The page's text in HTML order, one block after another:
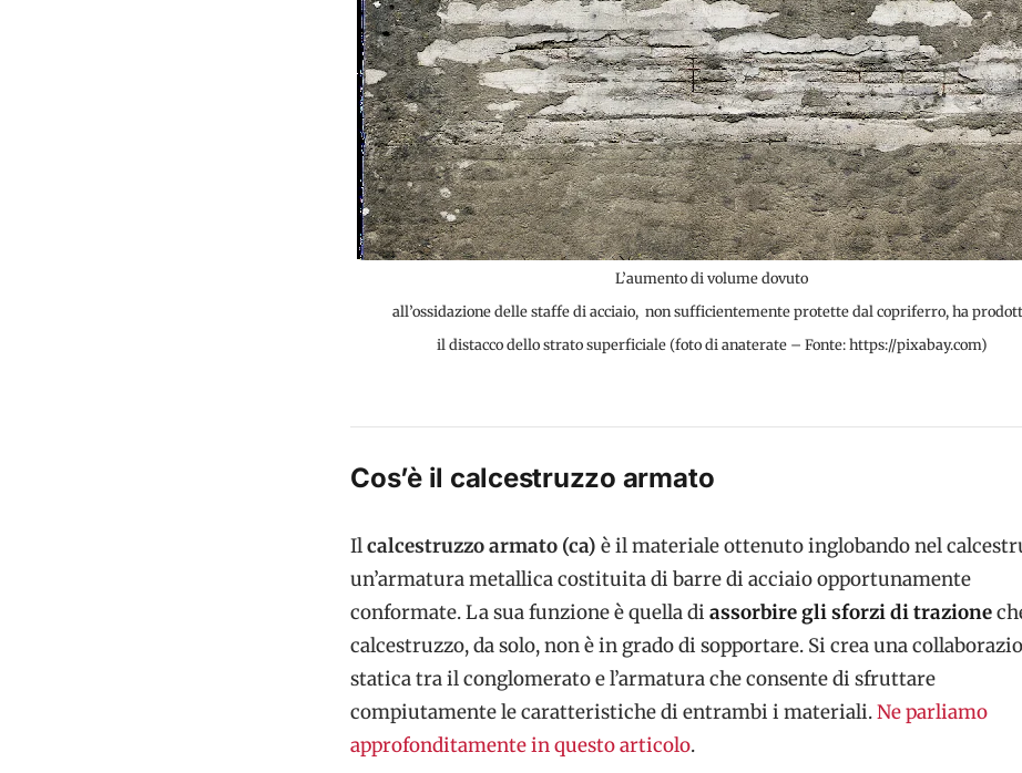
L’aumento di volumedovuto
all’ossidazione delle staffe di acciaio, non sufficientementeprotette dal copriferro, ha
il distacco dello strato superficiale (foto di anaterate – Fonte: https://pixabay.com)
Cos’è il calcestruzzo armato
Ilcalcestruzzo armato (ca) è il materiale ottenuto inglobando nel
un’armatura metallica costituita di barre di acciaio opportunamente
conformate. La sua funzione è quella di assorbire gli sforzi di trazione
calcestruzzo, da solo, non è in grado di sopportare. Si crea una
statica tra il conglomerato e l’armatura che consente di sfruttare
compiutamente le caratteristiche di entrambi i materiali.Ne parliamo
approfonditamente in questo articolo.